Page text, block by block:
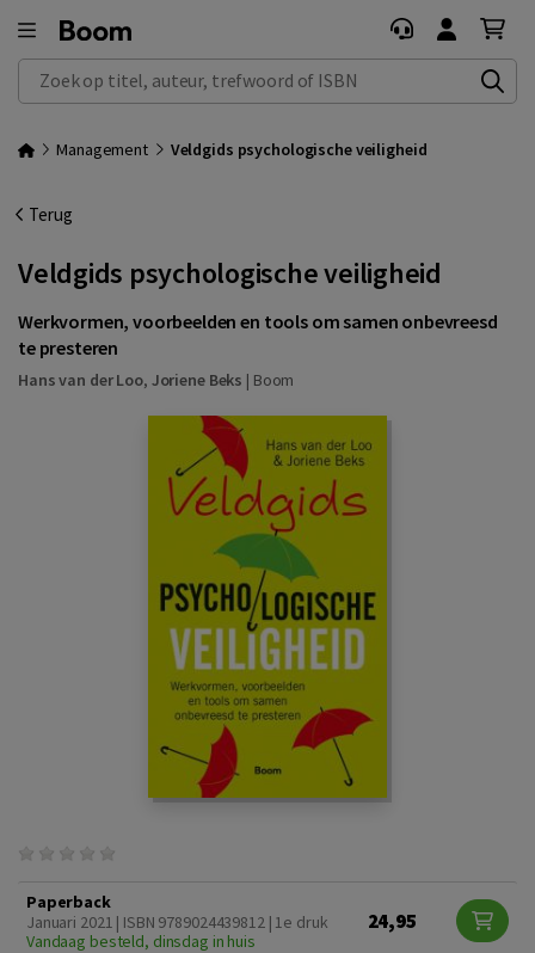
Zoek op titel, auteur, trefwoord of ISBN
Management Veldgids psychologische veiligheid
Terug
Veldgids psychologische veiligheid
Werkvormen, voorbeelden en tools om samen onbevreesd
te presteren
Hans van der Loo, Joriene Beks | Boom
Paperback
Januari 2021 | ISBN 9789024439812 | 1e druk
Vandaag besteld, dinsdag in huis
24,95